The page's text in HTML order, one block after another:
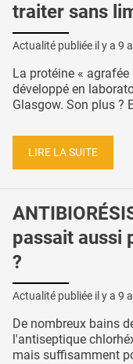
traiter sans
Actualité publiée il y a 9
La protéine «
développé en
Glasgow. Son plus ?
LIRE LA SUITE
passait aussi
?
Actualité publiée il y a 9
De nombreux bains
l'antiseptique
mais suffisamment